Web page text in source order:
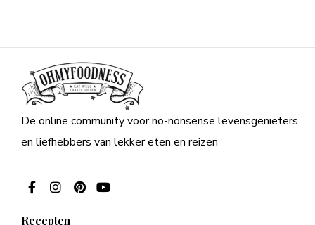
De online community voor no-nonsense levensgenieters
en liefhebbers van lekker eten en reizen
Recepten